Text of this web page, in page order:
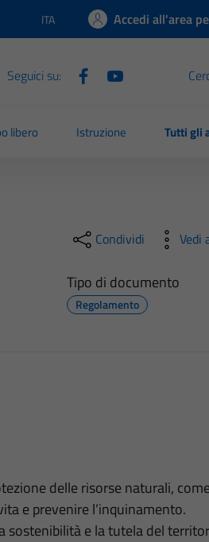
Lingua attiva:
ITA Accedi all'area
Seguici su:
libero Istruzione Tutti gli
Condividi Vedi
Tipo di documento
Regolamento
delle risorse naturali, come
e prevenire l’inquinamento.
sostenibilità e la tutela del